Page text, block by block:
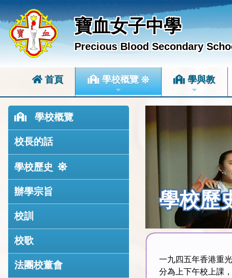
寶血女子中學
Precious Blood Secondary
首頁 學校概覽 學與教
學校概覽
校長的話
學校歷史
辦學宗旨
校訓
校歌
法團校董會
學校歷
一九四五年香港重
分為上下午校上課